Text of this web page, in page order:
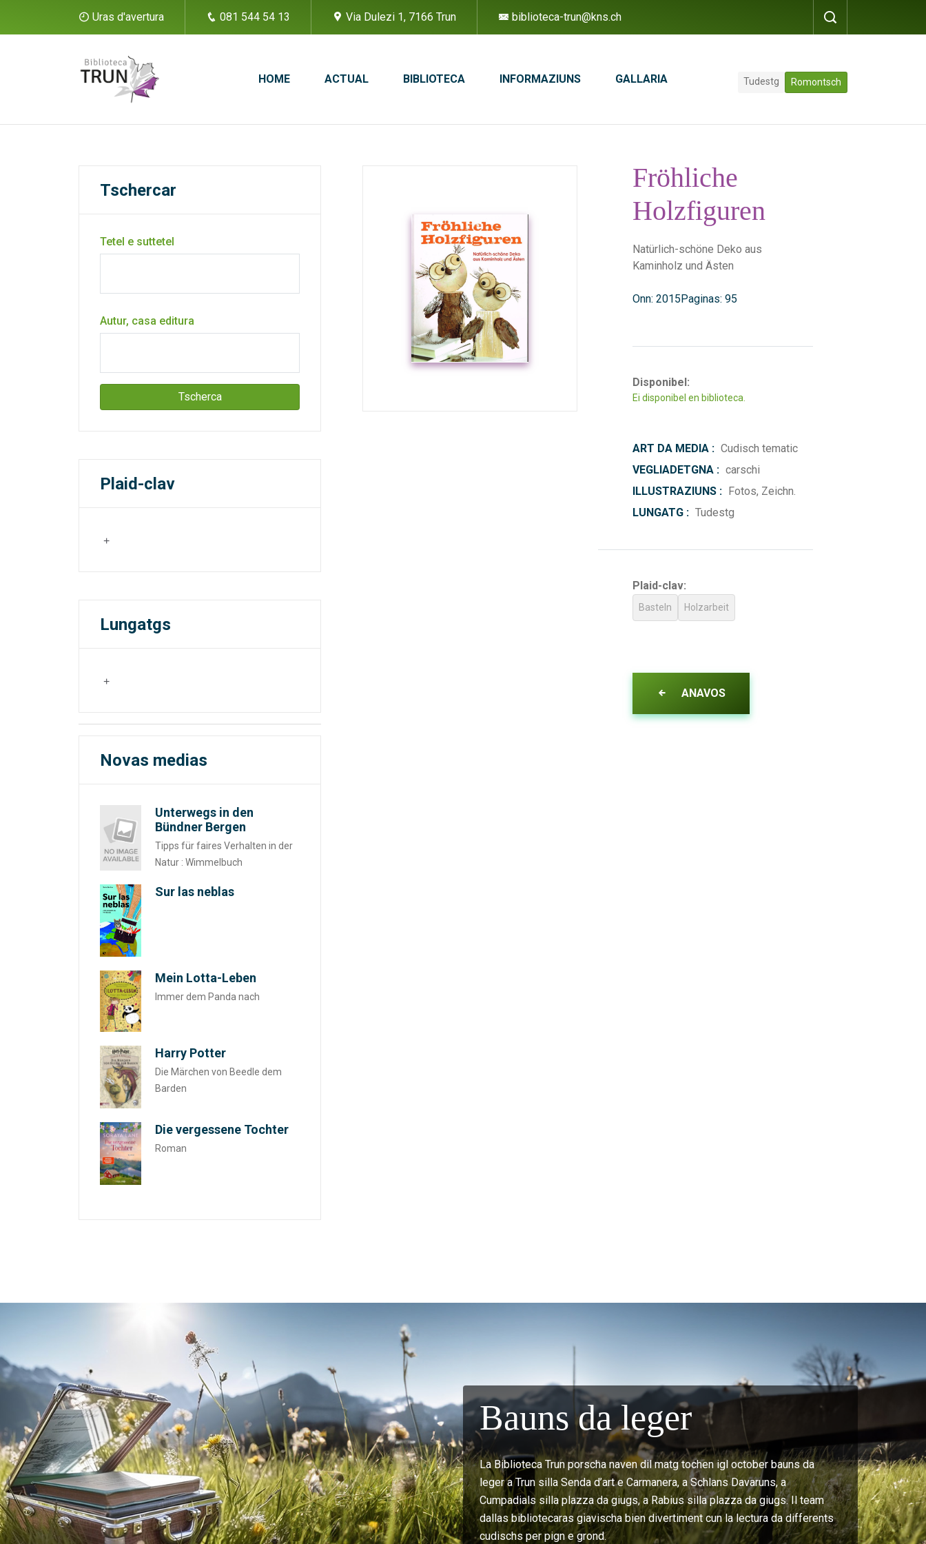
Uras d'avertura 081 544 54 13 Via Dulezi 1, 7166 Trun biblioteca-trun@kns.ch
HOME ACTUAL BIBLIOTECA INFORMAZIUNS GALLARIA Tudestg Romontsch
Tschercar
Tetel e suttetel
Autur, casa editura
Tscherca
Plaid-clav
Lungatgs
Novas medias
Unterwegs in den
Bündner Bergen
Tipps für faires Verhalten in der
Natur : Wimmelbuch
Sur las neblas
Mein Lotta-Leben
Immer dem Panda nach
Harry Potter
Die Märchen von Beedle dem
Barden
Die vergessene Tochter
Roman
Fröhliche
Holzfiguren
Natürlich-schöne Deko aus
Kaminholz und Ästen
Onn: 2015Paginas: 95
Disponibel:
Ei disponibel en biblioteca.
ART DA MEDIA : Cudisch tematic
VEGLIADETGNA : carschi
ILLUSTRAZIUNS : Fotos, Zeichn.
LUNGATG : Tudestg
Plaid-clav:
Basteln Holzarbeit
ANAVOS
Bauns da leger
La Biblioteca Trun porscha naven dil matg tochen igl october bauns da
leger a Trun silla Senda d’art e Carmanera, a Schlans Davaruns, a
Cumpadials silla plazza da giugs, a Rabius silla plazza da giugs. Il team
dallas bibliotecaras giavischa bien divertiment cun la lectura da differents
cudischs per pign e grond.